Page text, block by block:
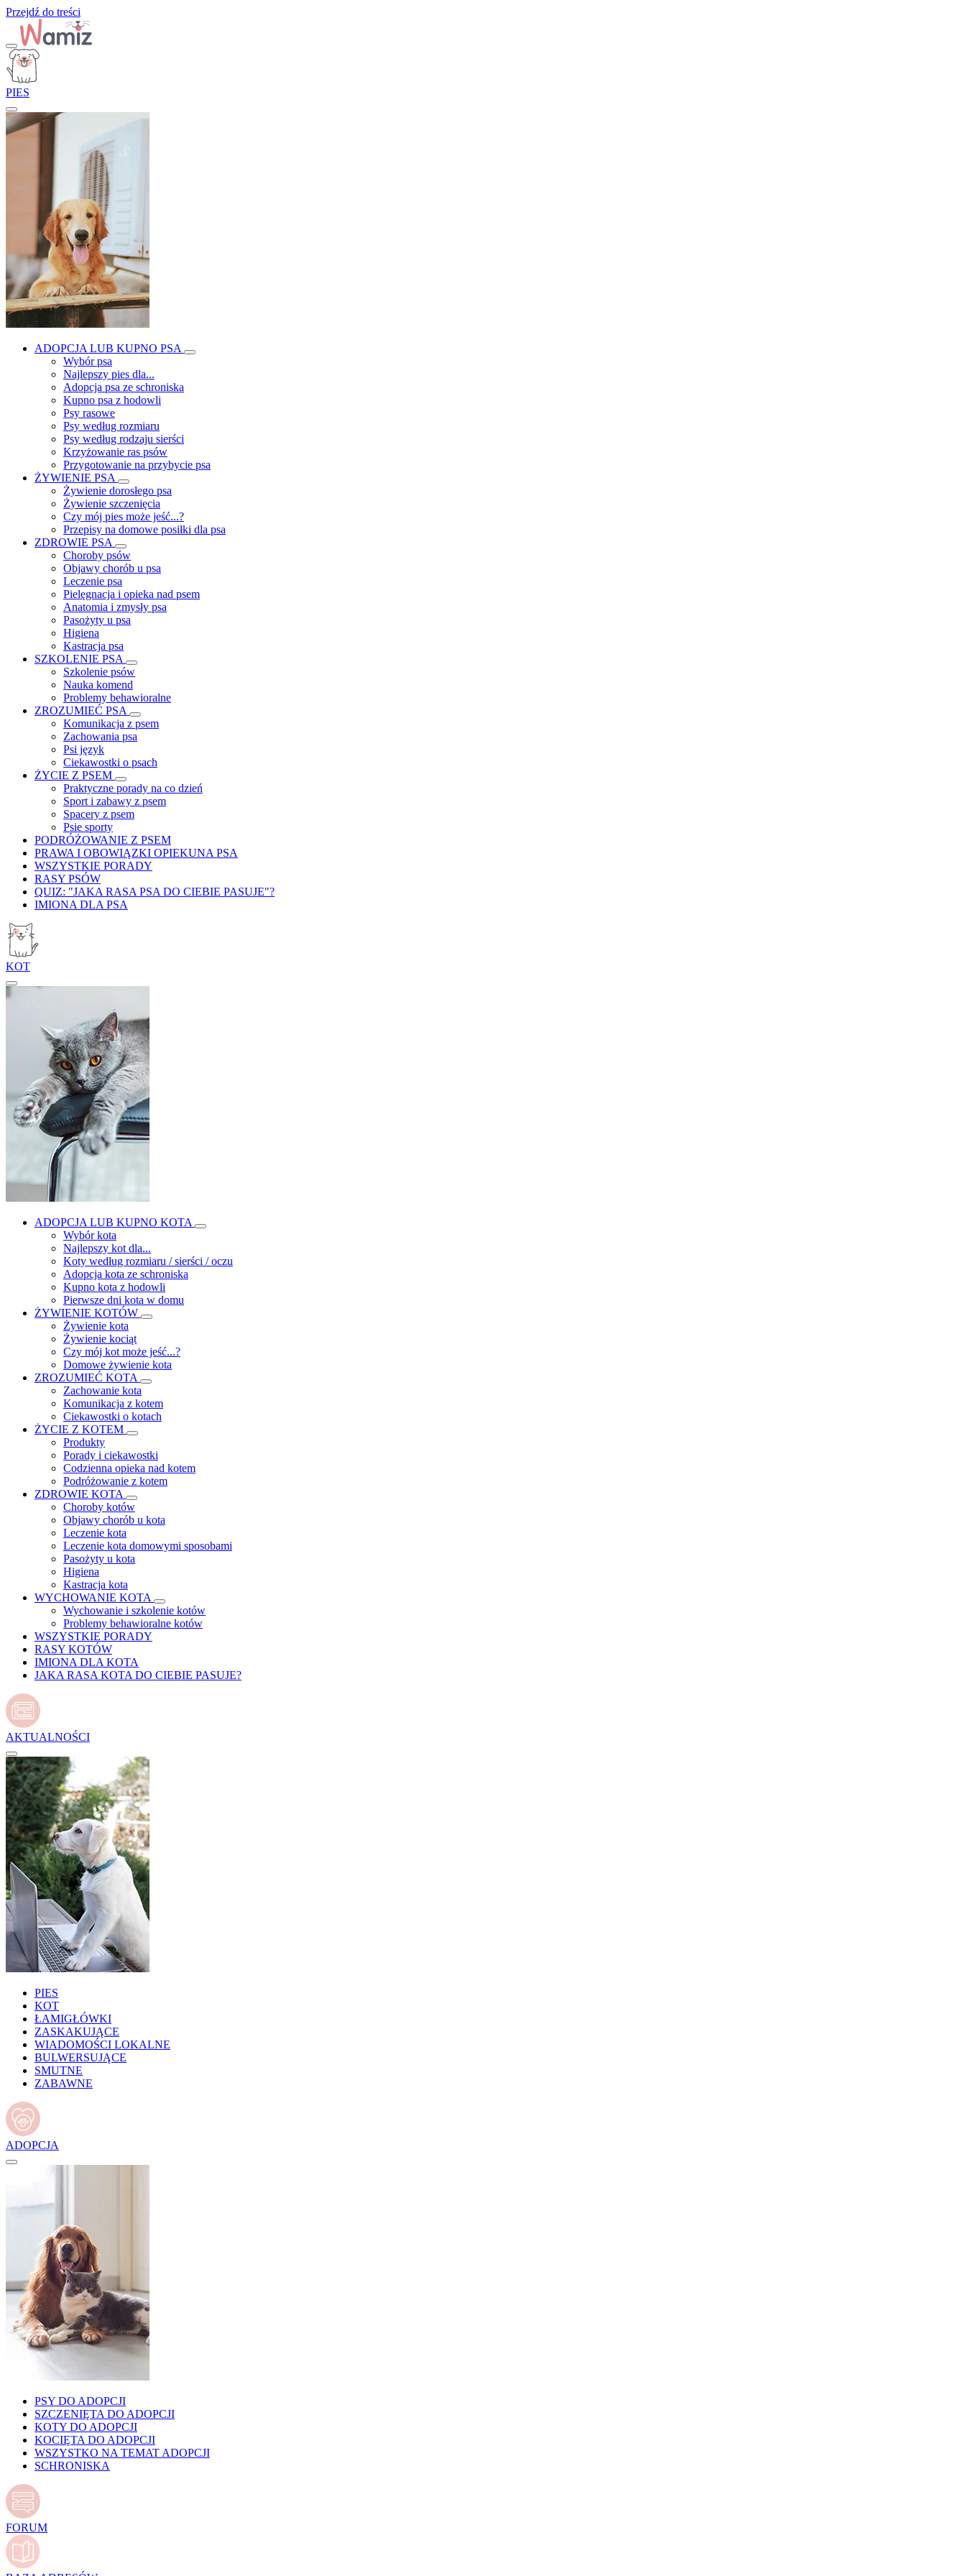
Przejdź do treści
PIES
ADOPCJA LUB KUPNO PSA
Wybór psa
Najlepszy pies dla...
Adopcja psa ze schroniska
Kupno psa z hodowli
Psy rasowe
Psy według rozmiaru
Psy według rodzaju sierści
Krzyżowanie ras psów
Przygotowanie na przybycie psa
ŻYWIENIE PSA
Żywienie dorosłego psa
Żywienie szczenięcia
Czy mój pies może jeść...?
Przepisy na domowe posiłki dla psa
ZDROWIE PSA
Choroby psów
Objawy chorób u psa
Leczenie psa
Pielęgnacja i opieka nad psem
Anatomia i zmysły psa
Pasożyty u psa
Higiena
Kastracja psa
SZKOLENIE PSA
Szkolenie psów
Nauka komend
Problemy behawioralne
ZROZUMIEĆ PSA
Komunikacja z psem
Zachowania psa
Psi język
Ciekawostki o psach
ŻYCIE Z PSEM
Praktyczne porady na co dzień
Sport i zabawy z psem
Spacery z psem
Psie sporty
PODRÓŻOWANIE Z PSEM
PRAWA I OBOWIĄZKI OPIEKUNA PSA
WSZYSTKIE PORADY
RASY PSÓW
QUIZ: "JAKA RASA PSA DO CIEBIE PASUJE"?
IMIONA DLA PSA
KOT
ADOPCJA LUB KUPNO KOTA
Wybór kota
Najlepszy kot dla...
Koty według rozmiaru / sierści / oczu
Adopcja kota ze schroniska
Kupno kota z hodowli
Pierwsze dni kota w domu
ŻYWIENIE KOTÓW
Żywienie kota
Żywienie kociąt
Czy mój kot może jeść...?
Domowe żywienie kota
ZROZUMIEĆ KOTA
Zachowanie kota
Komunikacja z kotem
Ciekawostki o kotach
ŻYCIE Z KOTEM
Produkty
Porady i ciekawostki
Codzienna opieka nad kotem
Podróżowanie z kotem
ZDROWIE KOTA
Choroby kotów
Objawy chorób u kota
Leczenie kota
Leczenie kota domowymi sposobami
Pasożyty u kota
Higiena
Kastracja kota
WYCHOWANIE KOTA
Wychowanie i szkolenie kotów
Problemy behawioralne kotów
WSZYSTKIE PORADY
RASY KOTÓW
IMIONA DLA KOTA
JAKA RASA KOTA DO CIEBIE PASUJE?
AKTUALNOŚCI
PIES
KOT
ŁAMIGŁÓWKI
ZASKAKUJĄCE
WIADOMOŚCI LOKALNE
BULWERSUJĄCE
SMUTNE
ZABAWNE
ADOPCJA
PSY DO ADOPCJI
SZCZENIĘTA DO ADOPCJI
KOTY DO ADOPCJI
KOCIĘTA DO ADOPCJI
WSZYSTKO NA TEMAT ADOPCJI
SCHRONISKA
FORUM